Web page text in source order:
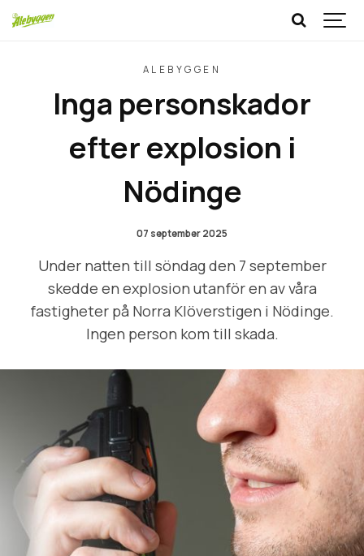
ALEBYGGEN
Inga personskador
efter explosion i
Nödinge
07 september 2025
Under natten till söndag den 7 september
skedde en explosion utanför en av våra
fastigheter på Norra Klöverstigen i Nödinge.
Ingen person kom till skada.